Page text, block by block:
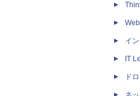
イ
IT
ド